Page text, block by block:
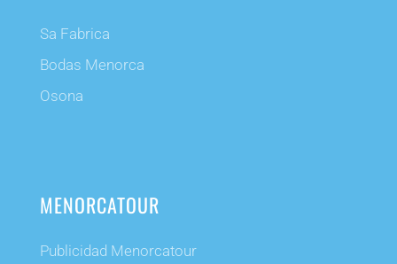
Sa Fabrica
Bodas Menorca
Osona
MENORCATOUR
Publicidad Menorcatour